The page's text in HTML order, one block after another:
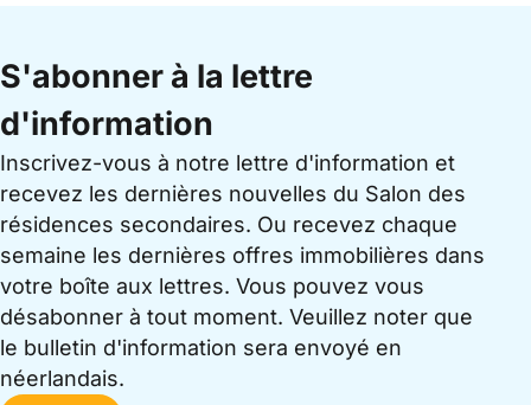
S'abonner à la lettre
d'information
Inscrivez-vous à notre lettre d'information et
recevez les dernières nouvelles du Salon des
résidences secondaires. Ou recevez chaque
semaine les dernières offres immobilières dans
votre boîte aux lettres. Vous pouvez vous
désabonner à tout moment. Veuillez noter que
le bulletin d'information sera envoyé en
néerlandais.